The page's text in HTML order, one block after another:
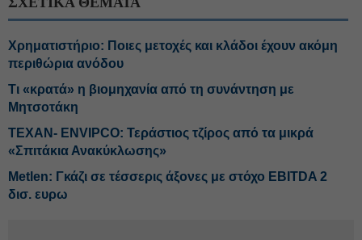
Χρηματιστήριο: Ποιες μετοχές και κλάδοι έχουν ακόμη
περιθώρια ανόδου
Τι «κρατά» η βιομηχανία από τη συνάντηση με
Μητσοτάκη
ΤΕΧΑΝ- ENVIPCO: Τεράστιος τζίρος από τα μικρά
«Σπιτάκια Ανακύκλωσης»
Metlen: Γκάζι σε τέσσερις άξονες με στόχο EBITDA 2
δισ. ευρω